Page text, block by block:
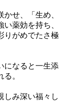
せ、「生め、
薬効を持ち、
りがめでたさ極
になると一生添
。
しみ深い福々し